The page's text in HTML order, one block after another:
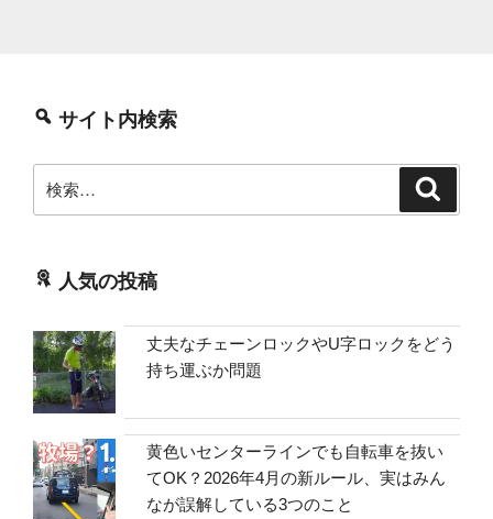
サイト内検索
索:
人気の投稿
丈夫なチェーンロックやU字ロックをどう
持ち運ぶか問題
黄色いセンターラインでも自転車を抜い
てOK？2026年4月の新ルール、実はみん
なが誤解している3つのこと